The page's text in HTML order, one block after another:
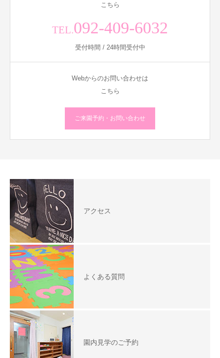
こちら
TEL.092-409-6032
受付時間 / 24時間受付中
Webからのお問い合わせは
こちら
ご来園予約・お問い合わせ
アクセス
よくある質問
園内見学のご予約